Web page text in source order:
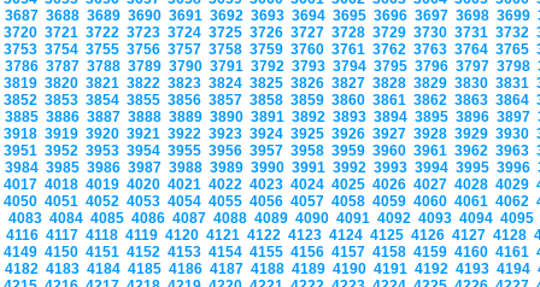
3687 3688 3689 3690 3691 3692 3693 3694 3695 3696 3697 3698 3699
3720 3721 3722 3723 3724 3725 3726 3727 3728 3729 3730 3731 3732
3753 3754 3755 3756 3757 3758 3759 3760 3761 3762 3763 3764 3765
3786 3787 3788 3789 3790 3791 3792 3793 3794 3795 3796 3797 3798
3819 3820 3821 3822 3823 3824 3825 3826 3827 3828 3829 3830 3831
3852 3853 3854 3855 3856 3857 3858 3859 3860 3861 3862 3863 3864
3885 3886 3887 3888 3889 3890 3891 3892 3893 3894 3895 3896 3897
3918 3919 3920 3921 3922 3923 3924 3925 3926 3927 3928 3929 3930
3951 3952 3953 3954 3955 3956 3957 3958 3959 3960 3961 3962 3963
3984 3985 3986 3987 3988 3989 3990 3991 3992 3993 3994 3995 3996
4017 4018 4019 4020 4021 4022 4023 4024 4025 4026 4027 4028 4029
4050 4051 4052 4053 4054 4055 4056 4057 4058 4059 4060 4061 4062
4083 4084 4085 4086 4087 4088 4089 4090 4091 4092 4093 4094 4095
4116 4117 4118 4119 4120 4121 4122 4123 4124 4125 4126 4127 4128
4149 4150 4151 4152 4153 4154 4155 4156 4157 4158 4159 4160 4161
4182 4183 4184 4185 4186 4187 4188 4189 4190 4191 4192 4193 4194